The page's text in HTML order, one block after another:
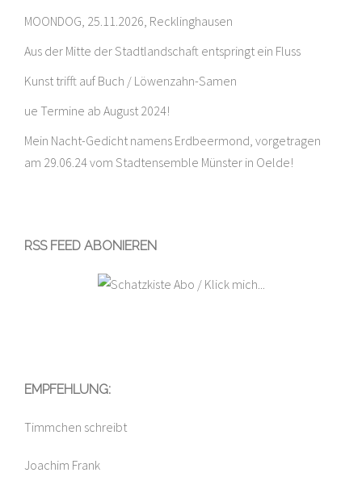
MOONDOG, 25.11.2026, Recklinghausen
Aus der Mitte der Stadtlandschaft entspringt ein Fluss
Kunst trifft auf Buch / Löwenzahn-Samen
ue Termine ab August 2024!
Mein Nacht-Gedicht namens Erdbeermond, vorgetragen
am 29.06.24 vom Stadtensemble Münster in Oelde!
RSS FEED ABONIEREN
EMPFEHLUNG:
Timmchen schreibt
Joachim Frank